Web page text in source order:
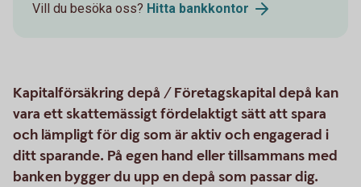
Vill du besöka oss? Hitta bankkontor
Kapitalförsäkring depå / Företagskapital depå kan
vara ett skattemässigt fördelaktigt sätt att spara
och lämpligt för dig som är aktiv och engagerad i
ditt sparande. På egen hand eller tillsammans med
banken bygger du upp en depå som passar dig.